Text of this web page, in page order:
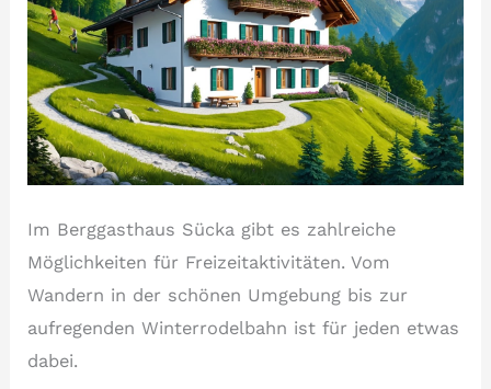
Im Berggasthaus Sücka gibt es zahlreiche
Möglichkeiten für Freizeitaktivitäten. Vom
Wandern in der schönen Umgebung bis zur
aufregenden Winterrodelbahn ist für jeden etwas
dabei.